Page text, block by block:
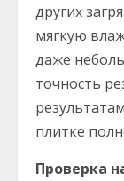
других
мягкую
даже
точность
плитке
Проверка